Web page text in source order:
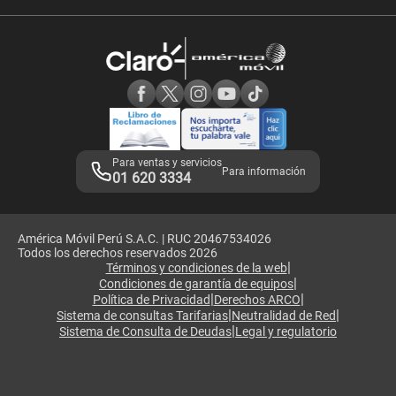
Consulta de IMEI
Consulta de reclamos
Adquirientes iPhone 6, 6S y SE
Mensaje de Seguridad
Términos y Condiciones de Tienda Claro
Libro de Reclamaciones
Legales de marketplace
Para ventas y servicios
01 620 3334 Para información
América Móvil Perú S.A.C. | RUC 20467534026
Todos los derechos reservados 2026
Términos y condiciones de la web|
Condiciones de garantía de equipos|
Política de Privacidad|Derechos ARCO|
Sistema de consultas Tarifarias|Neutralidad de Red|
Sistema de Consulta de Deudas|Legal y regulatorio